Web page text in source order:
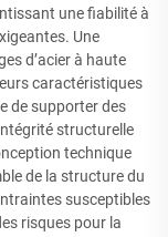
une fiabilité à
Une
d’acier à haute
caractéristiques
de supporter des
structurelle
technique
de la structure du
susceptibles
risques pour la